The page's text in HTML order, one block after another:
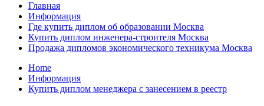
Главная
Информация
Где купить диплом об образовании Москва
Купить диплом инженера-строителя Москва
Продажа дипломов экономического техникума Москва
Home
Информация
Купить диплом менеджера с занесением в реестр